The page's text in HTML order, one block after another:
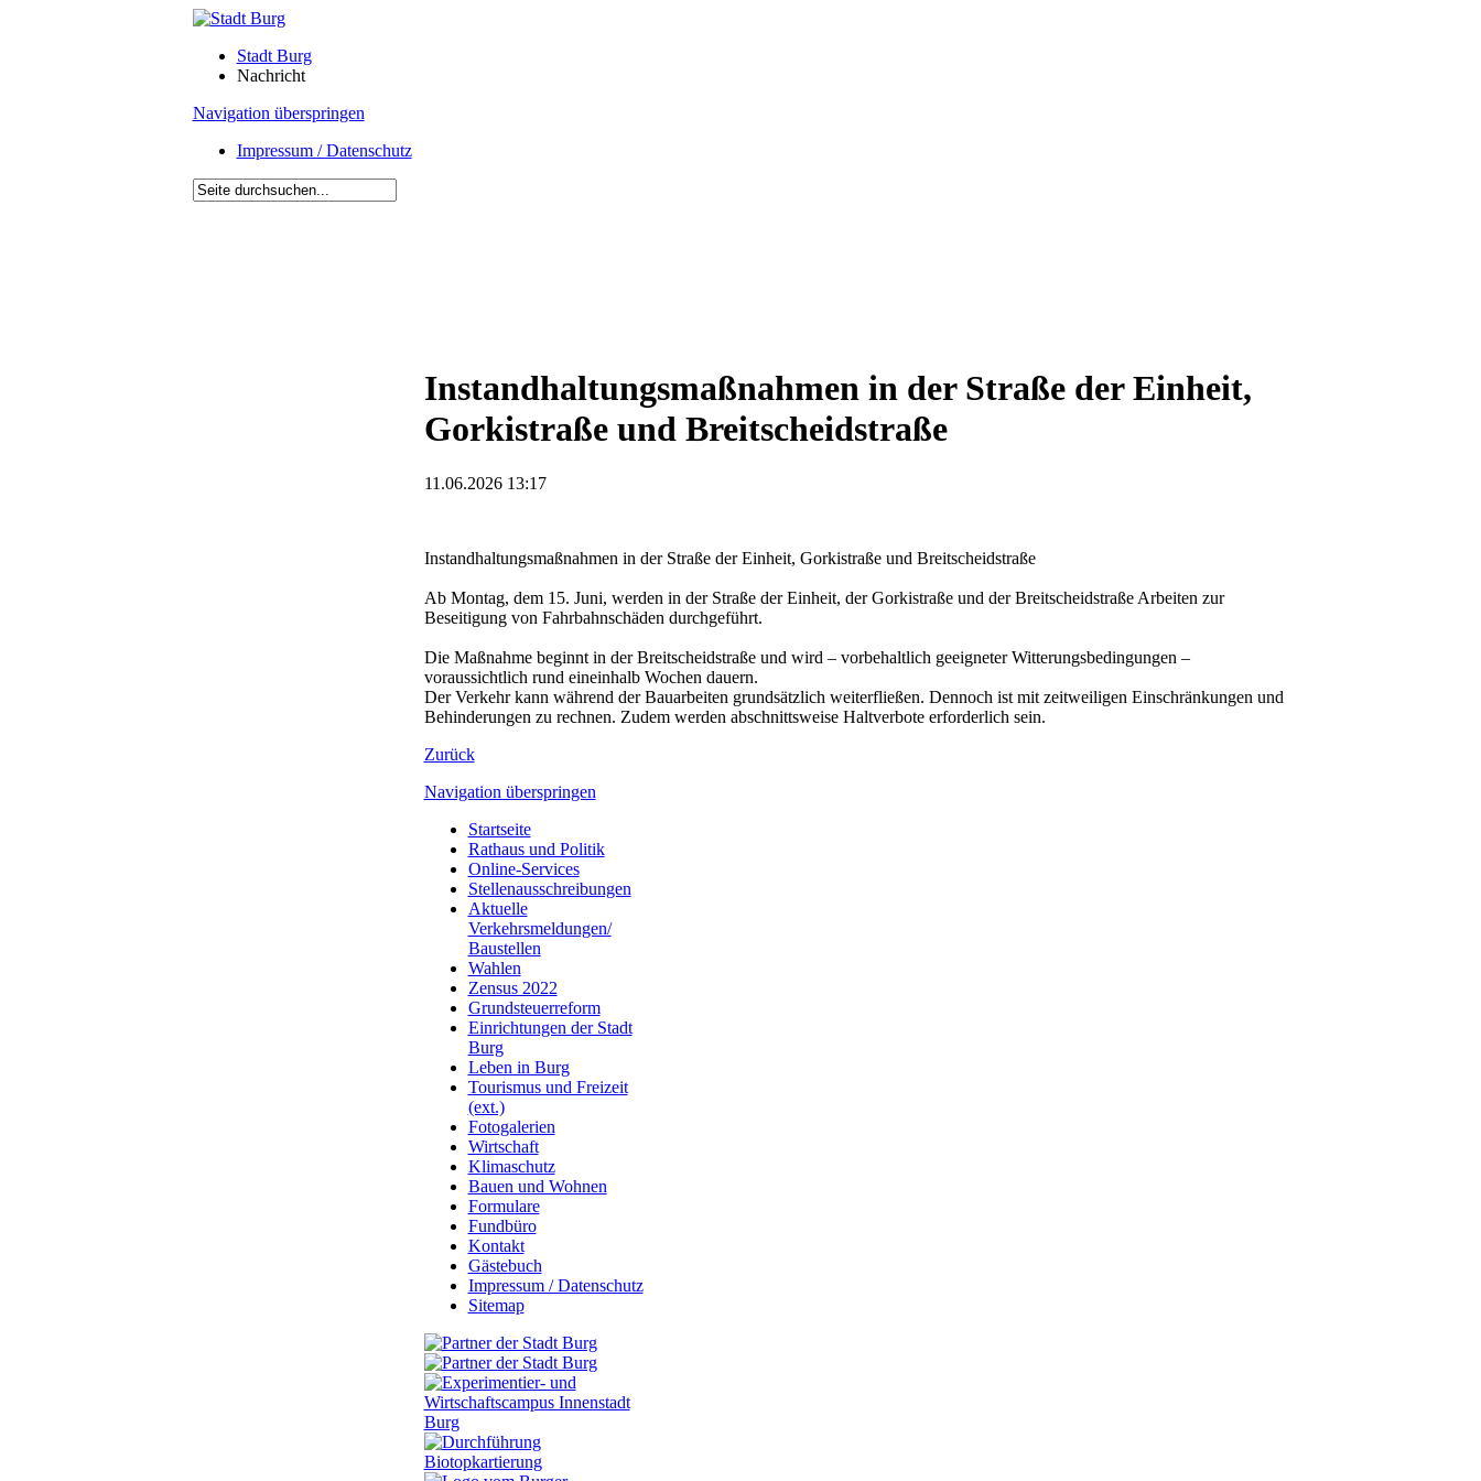
Stadt Burg
Nachricht
Navigation überspringen
Impressum / Datenschutz
Instandhaltungsmaßnahmen in der Straße der Einheit,
Gorkistraße und Breitscheidstraße
11.06.2026 13:17
Instandhaltungsmaßnahmen in der Straße der Einheit, Gorkistraße und Breitscheidstraße
Ab Montag, dem 15. Juni, werden in der Straße der Einheit, der Gorkistraße und der Breitscheidstraße Arbeiten zur
Beseitigung von Fahrbahnschäden durchgeführt.
Die Maßnahme beginnt in der Breitscheidstraße und wird – vorbehaltlich geeigneter Witterungsbedingungen –
voraussichtlich rund eineinhalb Wochen dauern.
Der Verkehr kann während der Bauarbeiten grundsätzlich weiterfließen. Dennoch ist mit zeitweiligen Einschränkungen und
Behinderungen zu rechnen. Zudem werden abschnittsweise Haltverbote erforderlich sein.
Zurück
Navigation überspringen
Startseite
Rathaus und Politik
Online-Services
Stellenausschreibungen
Aktuelle
Verkehrsmeldungen/
Baustellen
Wahlen
Zensus 2022
Grundsteuerreform
Einrichtungen der Stadt
Burg
Leben in Burg
Tourismus und Freizeit
(ext.)
Fotogalerien
Wirtschaft
Klimaschutz
Bauen und Wohnen
Formulare
Fundbüro
Kontakt
Gästebuch
Impressum / Datenschutz
Sitemap